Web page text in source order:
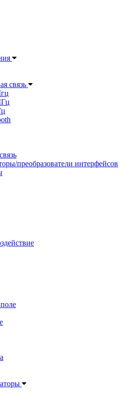
связь
преобразователи интерфейсов